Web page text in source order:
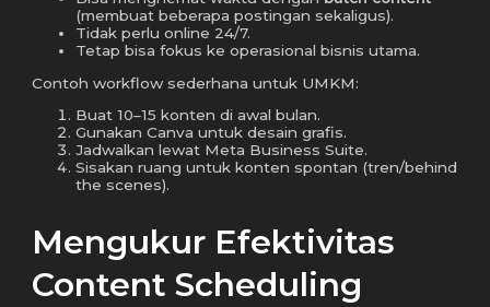
(membuat beberapa postingan sekaligus).
Tidak perlu online 24/7.
Tetap bisa fokus ke operasional bisnis utama.
Contoh workflow sederhana untuk UMKM:
Buat 10–15 konten di awal bulan.
Gunakan Canva untuk desain grafis.
Jadwalkan lewat Meta Business Suite.
Sisakan ruang untuk konten spontan (tren/behind
the scenes).
Mengukur Efektivitas
Content Scheduling